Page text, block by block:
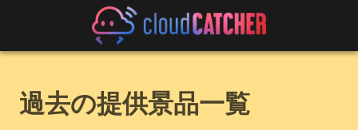
過去の提供景品一覧